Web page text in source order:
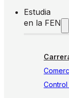
Estudia
en la FEN